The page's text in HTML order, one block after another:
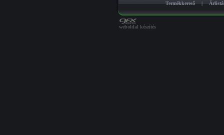
Termékkereső |
weboldal készítés